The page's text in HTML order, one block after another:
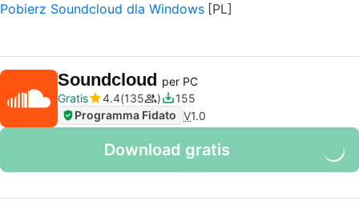
Pobierz Soundcloud dla Windows
Soundcloud per PC
Gratis
4.4 135
155
Programma Fidato V1.0
Download gratis